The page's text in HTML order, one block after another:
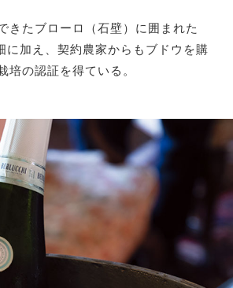
きたブローロ（石壁）に囲まれた
に加え、契約農家からもブドウを購
培の認証を得ている。